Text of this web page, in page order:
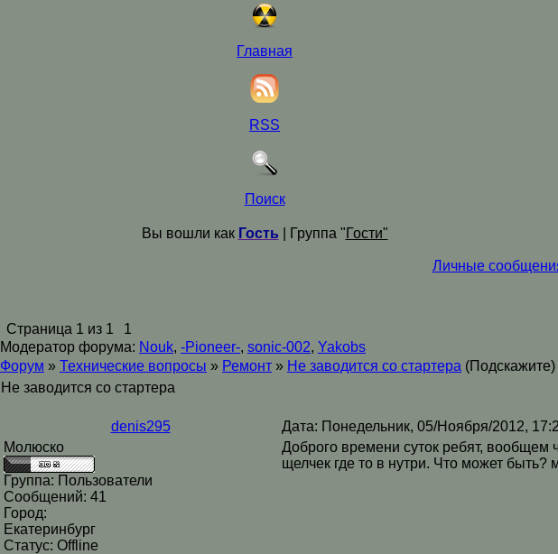
Главная
RSS
Поиск
Вы вошли как Гость | Группа "Гости"
Личные
Страница 1 из 1
1
Модератор форума: Nouk, -Pioneer-, sonic-002, Yakobs
Форум » Технические вопросы » Ремонт » Не заводится со стартера (Подскажите)
Не заводится со стартера
denis295 Дата: Понедельник, 05/Ноября/2012,
Молюско
Группа: Пользователи
Сообщений: 41
Город:
Екатеринбург
Статус: Offline
Доброго времени суток ребят, вообщем
щелчек где то в нутри. Что может быть?